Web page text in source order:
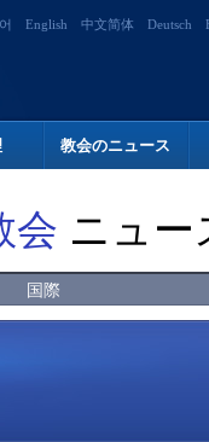
English 中文简体 Deutsch
教会のニュース
会 ニュー
国際